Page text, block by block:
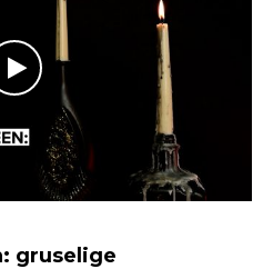
gruselige